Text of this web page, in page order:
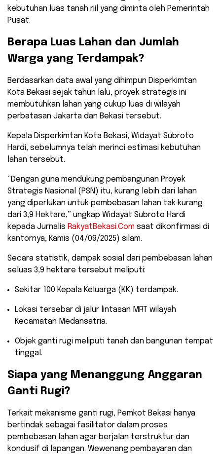
kebutuhan luas tanah riil yang diminta oleh Pemerintah
Pusat.
​Berapa Luas Lahan dan Jumlah
Warga yang Terdampak?
​Berdasarkan data awal yang dihimpun Disperkimtan
Kota Bekasi sejak tahun lalu, proyek strategis ini
membutuhkan lahan yang cukup luas di wilayah
perbatasan Jakarta dan Bekasi tersebut.
​Kepala Disperkimtan Kota Bekasi, Widayat Subroto
Hardi, sebelumnya telah merinci estimasi kebutuhan
lahan tersebut.
​”Dengan guna mendukung pembangunan Proyek
Strategis Nasional (PSN) itu, kurang lebih dari lahan
yang diperlukan untuk pembebasan lahan tak kurang
dari 3,9 Hektare,” ungkap Widayat Subroto Hardi
kepada Jurnalis RakyatBekasi.Com saat dikonfirmasi di
kantornya, Kamis (04/09/2025) silam.
​Secara statistik, dampak sosial dari pembebasan lahan
seluas 3,9 hektare tersebut meliputi:
​Sekitar 100 Kepala Keluarga (KK) terdampak.
​Lokasi tersebar di jalur lintasan MRT wilayah
Kecamatan Medansatria.
​Objek ganti rugi meliputi tanah dan bangunan tempat
tinggal.
​Siapa yang Menanggung Anggaran
Ganti Rugi?
​Terkait mekanisme ganti rugi, Pemkot Bekasi hanya
bertindak sebagai fasilitator dalam proses
pembebasan lahan agar berjalan terstruktur dan
kondusif di lapangan. Wewenang pembayaran dan